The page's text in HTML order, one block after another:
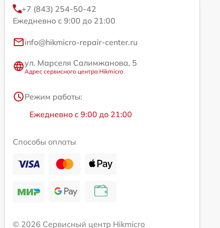
+7 (843) 254-50-42
Ежедневно с 9:00 до 21:00
info@hikmicro-repair-center.ru
ул. Марселя Салимжанова, 5
Адрес сервисного центра Hikmicro
Режим работы:
Ежедневно с 9:00 до 21:00
Способы оплаты
© 2026 Сервисный центр Hikmicro